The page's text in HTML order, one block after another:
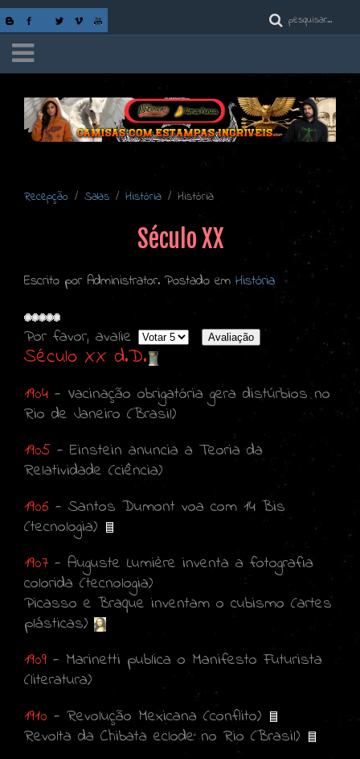
Recepção Salas História História
Século XX
Escrito por Administrator. Postado em História
Por favor, avalie
Século XX d.D.
1904 - Vacinação obrigatória gera distúrbios no
Rio de Janeiro (Brasil)
1905 - Einstein anuncia a Teoria da
Relatividade (ciência)
1906 - Santos Dumont voa com 14 Bis
(tecnologia)
1907 - Auguste Lumière inventa a fotografia
colorida (tecnologia)
Picasso e Braque inventam o cubismo (artes
plásticas)
1909 - Marinetti publica o Manifesto Futurista
(literatura)
1910 - Revolução Mexicana (conflito)
Revolta da Chibata eclode no Rio (Brasil)